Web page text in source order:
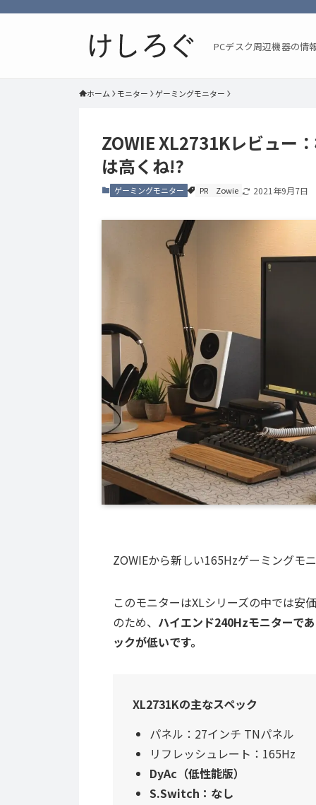
PCデスク周辺機器の情
ホーム モニター ゲーミングモニター
ZOWIE XL2731Kレビュー
は高くね!?
ゲーミングモニター PR Zowie 2021年9月7日
ZOWIEから新しい165Hzゲーミングモ
このモニターはXLシリーズの中では安
のため、 ハイエンド240Hzモニターで
ックが低いです。
XL2731Kの主なスペック
パネル：27インチ TNパネル
リフレッシュレート：165Hz
DyAc（低性能版）
S.Switch：なし